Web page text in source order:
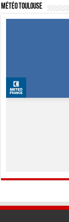
Météo Toulouse